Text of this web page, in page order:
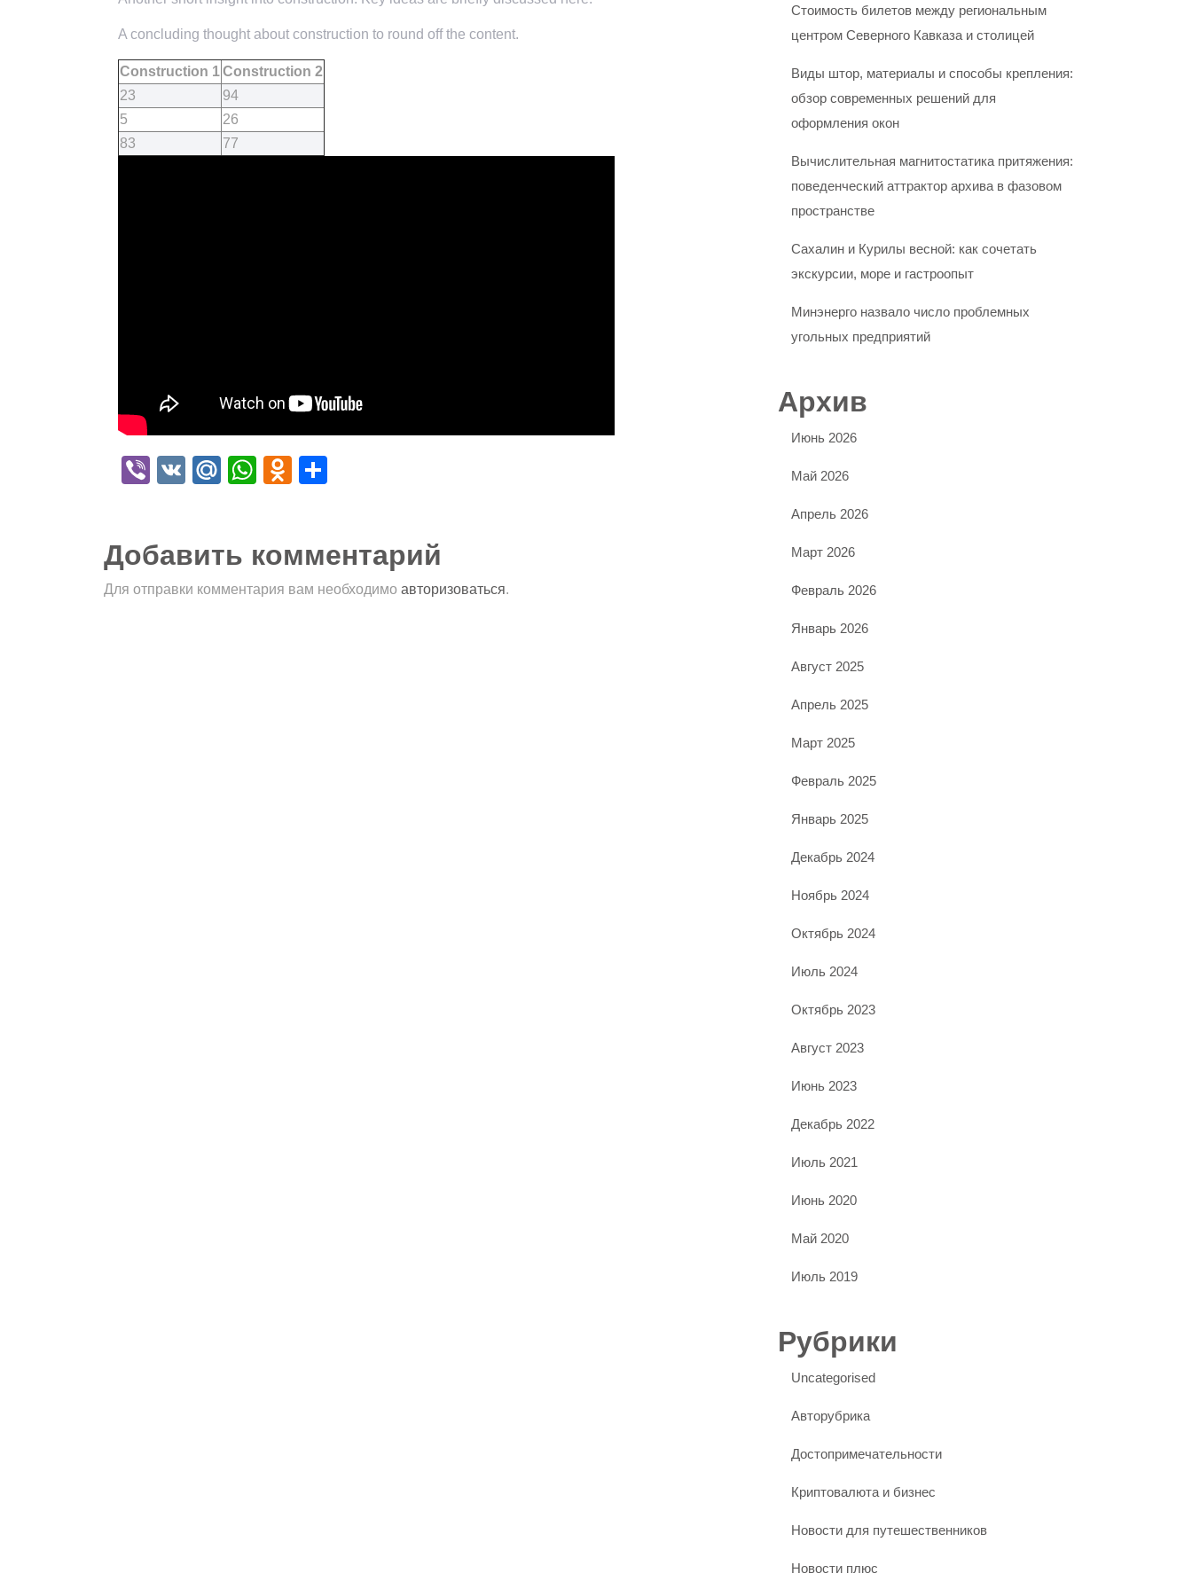
A concluding thought about construction to round off the content.
Construction 1Construction 2
23
94
5
26
83
77
Viber
VK Mail.Ru
WhatsApp
Odnoklassniki
Добавить комментарий
Для отправки комментария вам необходимо авторизоваться.
Стоимость билетов между региональным
центром Северного Кавказа и столицей
Виды штор, материалы и способы крепления:
обзор современных решений для
оформления окон
Вычислительная магнитостатика притяжения:
поведенческий аттрактор архива в фазовом
пространстве
Сахалин и Курилы весной: как сочетать
экскурсии, море и гастроопыт
Минэнерго назвало число проблемных
угольных предприятий
Архив
Июнь 2026
Май 2026
Апрель 2026
Март 2026
Февраль 2026
Январь 2026
Август 2025
Апрель 2025
Март 2025
Февраль 2025
Январь 2025
Декабрь 2024
Ноябрь 2024
Октябрь 2024
Июль 2024
Октябрь 2023
Август 2023
Июнь 2023
Декабрь 2022
Июль 2021
Июнь 2020
Май 2020
Июль 2019
Рубрики
Uncategorised
Авторубрика
Достопримечательности
Криптовалюта и бизнес
Новости для путешественников
Новости плюс